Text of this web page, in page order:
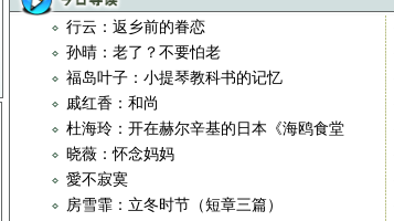
行云：返乡前的眷恋
孙晴：老了？不要怕老
福岛叶子：小提琴教科书的记忆
戚红香：和尚
杜海玲：开在赫尔辛基的日本《海鸥食堂
晓薇：怀念妈妈
愛不寂寞
房雪霏：立冬时节（短章三篇）